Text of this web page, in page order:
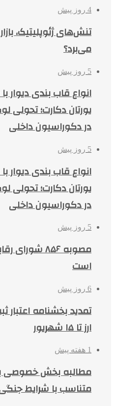
4 روز پیش
تنش‌های ژئوپلیتیک،
می‌برد؟
5 روز پیش
انواع قاب بندی
یورتان دکارت؛
در دکوراسیون داخلی
5 روز پیش
انواع قاب بندی
یورتان دکارت؛
در دکوراسیون داخلی
5 روز پیش
مصوبه ۸۵۶
است
6 روز پیش
تمدید بخشنامه
ارز تا ۱۵ شهریور
1 هفته پیش
مطالبه بخش خصوصی
متناسب با شرایط